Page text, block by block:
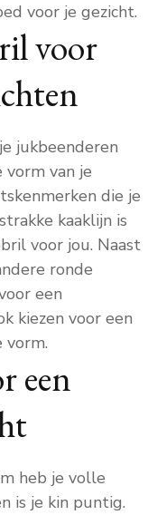
voor je gezicht.
voor
jukbeenderen
van je
die je
kaaklijn is
voor jou. Naast
ronde
een
kiezen voor een
vorm.
een
heb je volle
is je kin puntig.